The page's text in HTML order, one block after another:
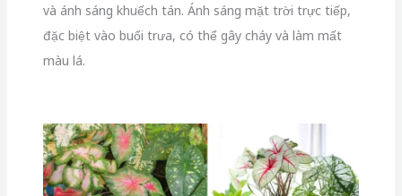
và ánh sáng khuếch tán. Ánh sáng mặt trời trực tiếp,
đặc biệt vào buổi trưa, có thể gây cháy và làm mất
màu lá.